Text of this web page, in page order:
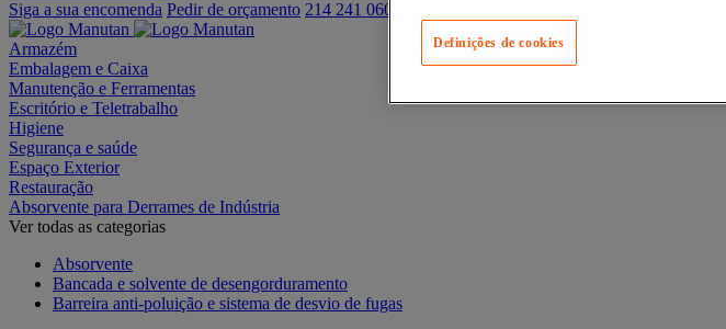
Siga a sua encomenda Pedir de orçamento 214 241 060
Armazém
Embalagem e Caixa
Manutenção e Ferramentas
Escritório e Teletrabalho
Higiene
Segurança e saúde
Espaço Exterior
Restauração
Absorvente para Derrames de Indústria
Ver todas as categorias
Absorvente
Bancada e solvente de desengorduramento
Barreira anti-poluição e sistema de desvio de fugas
Definições de cookies